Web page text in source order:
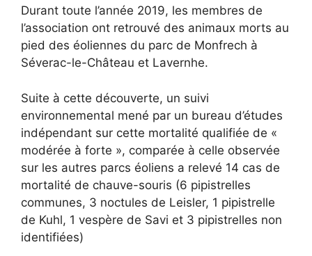
Durant toute l’année 2019, les membres de
l’association ont retrouvé des animaux morts au
pied des éoliennes du parc de Monfrech à
Séverac-le-Château et Lavernhe.
Suite à cette découverte, un suivi
environnemental mené par un bureau d’études
indépendant sur cette mortalité qualifiée de «
modérée à forte », comparée à celle observée
sur les autres parcs éoliens a relevé 14 cas de
mortalité de chauve-souris (6 pipistrelles
communes, 3 noctules de Leisler, 1 pipistrelle
de Kuhl, 1 vespère de Savi et 3 pipistrelles non
identifiées)